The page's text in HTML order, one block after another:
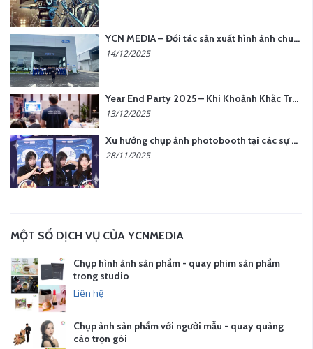
YCN MEDIA – Đối tác sản xuất hình ảnh chuyên nghiệp cho doanh nghiệp tại Hà Nội
14/12/2025
Year End Party 2025 – Khi Khoảnh Khắc Trở Thành Dấu Ấn | Gói Ưu Đãi Tháng 12 Từ YCN Media
13/12/2025
Xu hướng chụp ảnh photobooth tại các sự kiện hiện nay
28/11/2025
MỘT SỐ DỊCH VỤ CỦA YCNMEDIA
Chụp hình ảnh sản phẩm - quay phim sản phẩm
trong studio
Liên hệ
Chụp ảnh sản phẩm với người mẫu - quay quảng
cáo trọn gói